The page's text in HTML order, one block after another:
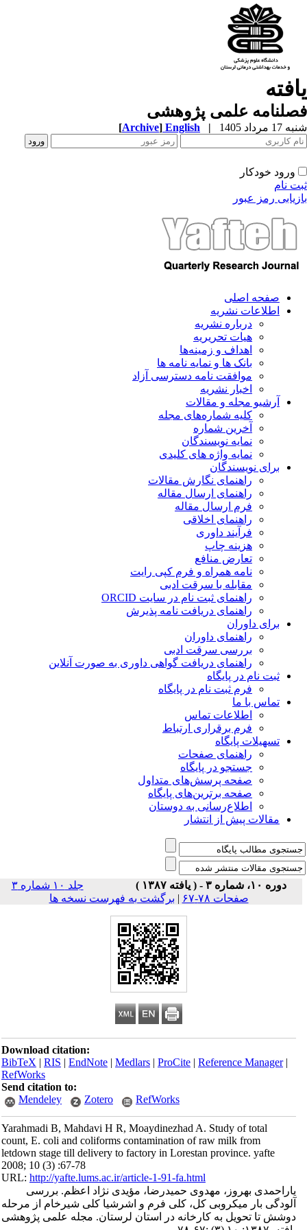
علمی پژوهشی
مرداد 1405 |
English
[Archive]
ورود خودکار
نام
رمز عبور
صفحه اصلی
اطلاعات نشریه
درباره نشریه
هیات تحریریه
اهداف و زمینه‌ها
بانک ها و نمایه نامه ها
موافقت نامه دسترسی آزاد
اخبار نشریه
آرشیو مجله و مقالات
کلیه شماره‌های مجله
آخرین شماره
نمایه نویسندگان
نمایه واژه های کلیدی
برای نویسندگان
راهنمای نگارش مقالات
راهنمای ارسال مقاله
فرم ارسال مقاله
راهنمای اخلاقی
فرآیند داوری
هزینه چاپ
تعارض منافع
نامه همراه و فرم کپی رایت
مقابله با سرقت ادبی
راهنمای ثبت نام در سایت ORCID
راهنمای دریافت نامه پذیرش
برای داوران
راهنمای داوران
بررسی سرقت ادبی
راهنمای دریافت گواهی داوری به صورت آنلاین
ثبت نام در پایگاه
فرم ثبت نام در پایگاه
تماس با ما
اطلاعات تماس
فرم برقراری ارتباط
تسهیلات پایگاه
راهنمای صفحات
جستجو در پایگاه
صفحه پرسش‌های متداول
صفحه برترین‌های پایگاه
اطلاع‌رسانی به دوستان
مقالات پیش از انتشار
دوره ۱۰، شماره ۳ - ( یافته ۱۳۸۷ )
جلد ۱۰ شماره ۳
صفحات ۷۸-۶۷
| برگشت به فهرست نسخه ها
Download citation:
BibTeX|RIS|EndNote|Medlars|ProCite|Reference Manager
RefWorks
Send citation to:
Mendeley
Zotero RefWorks
Yarahmadi B, Mahdavi H R, Moaydinezhad A. Study of total
count, E. coli and coliforms contamination of raw milk from
letdown stage till delivery to factory in Lorestan province. yafte
2008; 10 (3) :67-78
URL:http://yafte.lums.ac.ir/article-1-91-fa.html
یاراحمدی بهروز، مهدوی حمیدرضا، مؤیدی نژاد اعظم. بررسی
آلودگی بار میکروبی کل، کلی فرم و اشرشیا کلی شیرخام از مرحله
دوشش تا تحویل به کارخانه در استان لرستان. مجله علمی پژوهشی